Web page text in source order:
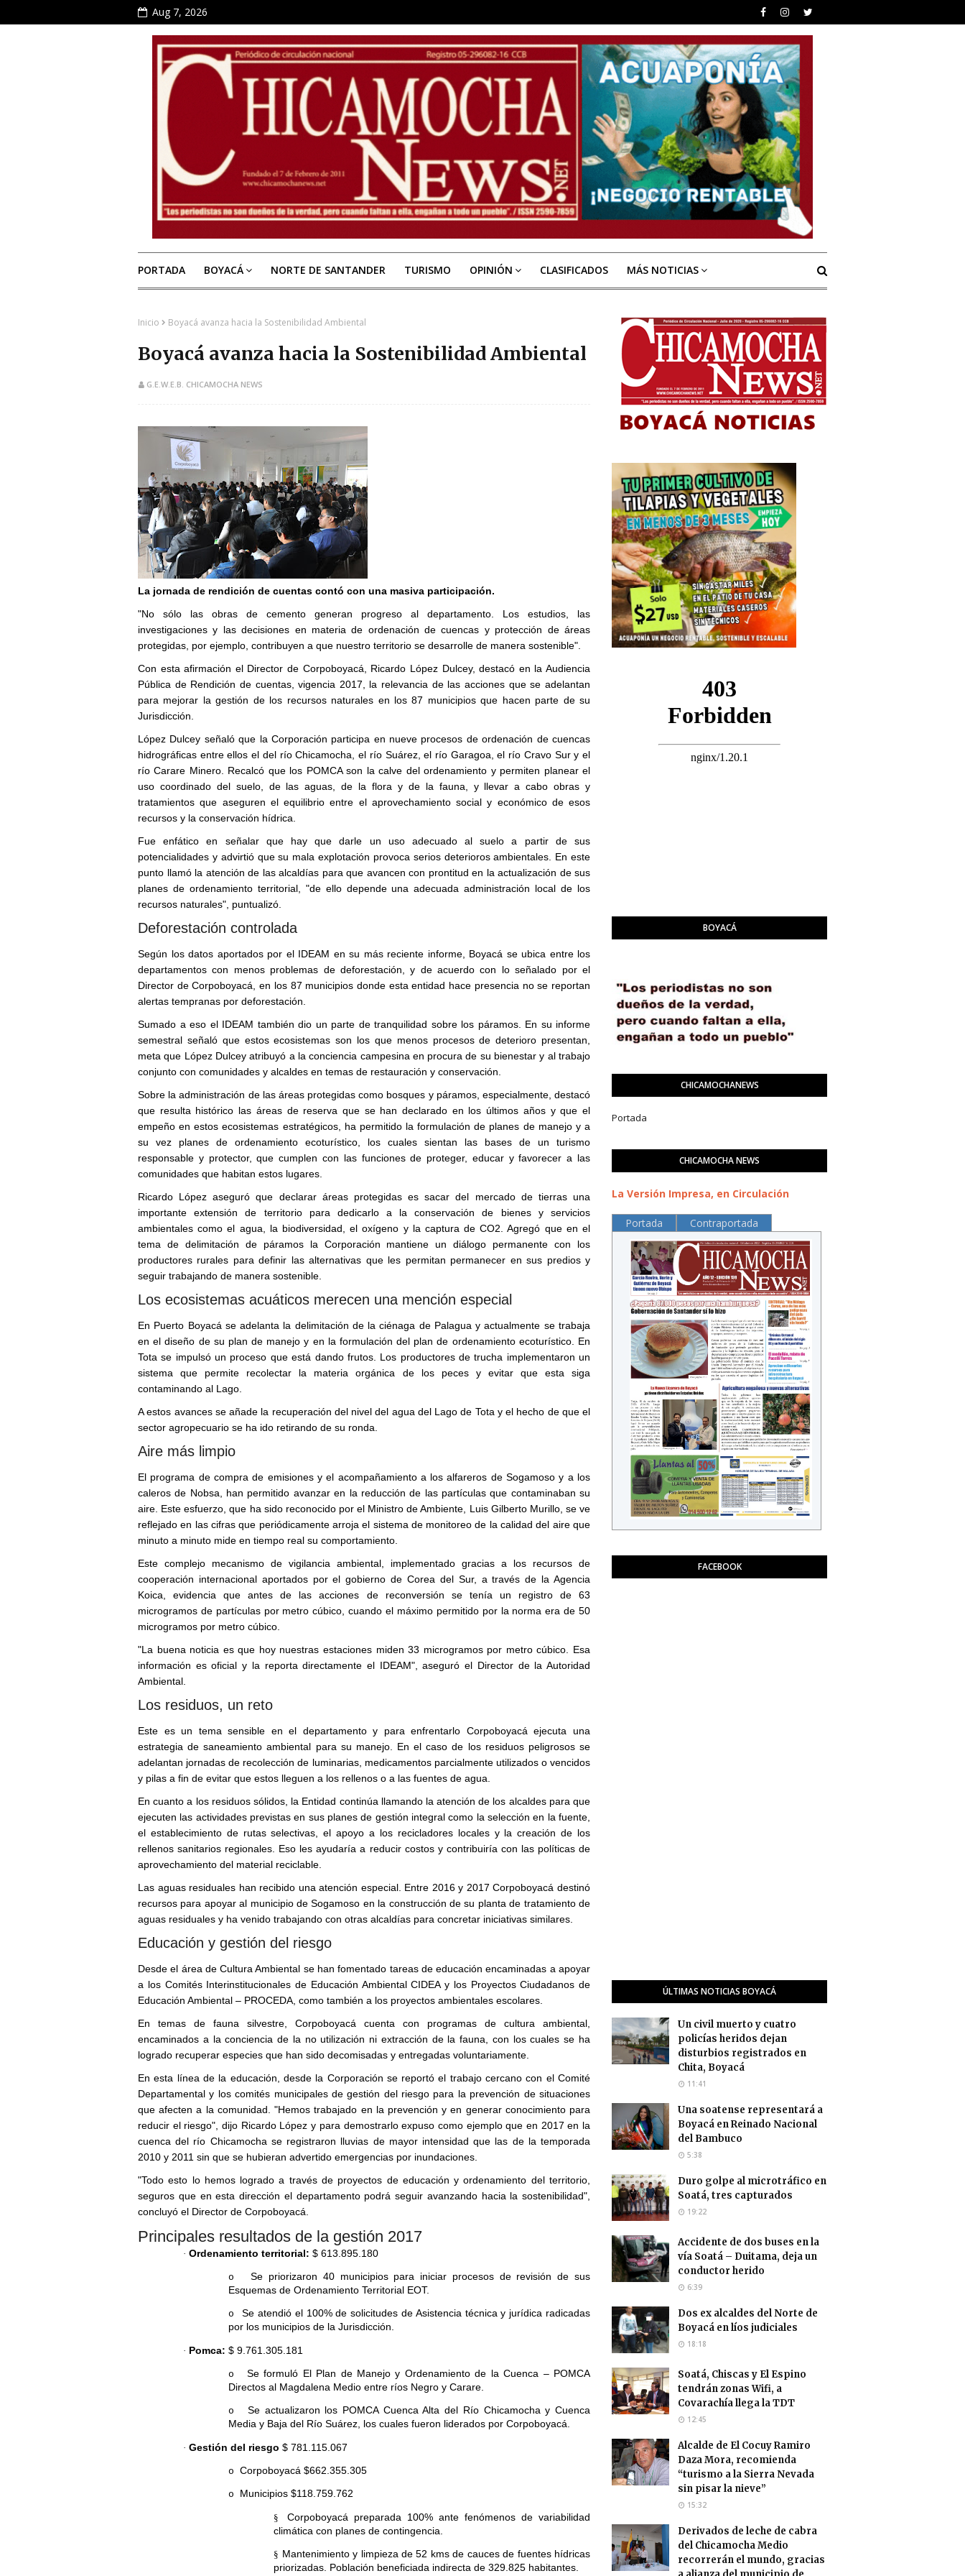
Aug 7, 2026
PORTADA BOYACÁ NORTE DE SANTANDER TURISMO OPINIÓN CLASIFICADOS MÁS NOTICIAS
Inicio Boyacá avanza hacia la Sostenibilidad Ambiental
Boyacá avanza hacia la Sostenibilidad Ambiental
G.E.W.E.B. CHICAMOCHA NEWS
​La jornada de rendición de cuentas contó con una masiva participación.
"No sólo las obras de cemento generan progreso al departamento. Los estudios, las
investigaciones y las decisiones en materia de ordenación de cuencas y protección de áreas
protegidas, por ejemplo, contribuyen a que nuestro territorio se desarrolle de manera sostenible".
Con esta afirmación el Director de Corpoboyacá, Ricardo López Dulcey, destacó en la Audiencia
Pública de Rendición de cuentas, vigencia 2017, la relevancia de las acciones que se adelantan
para mejorar la gestión de los recursos naturales en los 87 municipios que hacen parte de su
Jurisdicción.
López Dulcey señaló que la Corporación participa en nueve procesos de ordenación de cuencas
hidrográficas entre ellos el del río Chicamocha, el río Suárez, el río Garagoa, el río Cravo Sur y el
río Carare Minero. Recalcó que los POMCA son la calve del ordenamiento y permiten planear el
uso coordinado del suelo, de las aguas, de la flora y de la fauna, y llevar a cabo obras y
tratamientos que aseguren el equilibrio entre el aprovechamiento social y económico de esos
recursos y la conservación hídrica.
Fue enfático en señalar que hay que darle un uso adecuado al suelo a partir de sus
potencialidades y advirtió que su mala explotación provoca serios deterioros ambientales. En este
punto llamó la atención de las alcaldías para que avancen con prontitud en la actualización de sus
planes de ordenamiento territorial, "de ello depende una adecuada administración local de los
recursos naturales", puntualizó.
Deforestación controlada
Según los datos aportados por el IDEAM en su más reciente informe, Boyacá se ubica entre los
departamentos con menos problemas de deforestación, y de acuerdo con lo señalado por el
Director de Corpoboyacá, en los 87 municipios donde esta entidad hace presencia no se reportan
alertas tempranas por deforestación.
Sumado a eso el IDEAM también dio un parte de tranquilidad sobre los páramos. En su informe
semestral señaló que estos ecosistemas son los que menos procesos de deterioro presentan,
meta que López Dulcey atribuyó a la conciencia campesina en procura de su bienestar y al trabajo
conjunto con comunidades y alcaldes en temas de restauración y conservación.
Sobre la administración de las áreas protegidas como bosques y páramos, especialmente, destacó
que resulta histórico las áreas de reserva que se han declarado en los últimos años y que el
empeño en estos ecosistemas estratégicos, ha permitido la formulación de planes de manejo y a
su vez planes de ordenamiento ecoturístico, los cuales sientan las bases de un turismo
responsable y protector, que cumplen con las funciones de proteger, educar y favorecer a las
comunidades que habitan estos lugares.
Ricardo López aseguró que declarar áreas protegidas es sacar del mercado de tierras una
importante extensión de territorio para dedicarlo a la conservación de bienes y servicios
ambientales como el agua, la biodiversidad, el oxígeno y la captura de CO2. Agregó que en el
tema de delimitación de páramos la Corporación mantiene un diálogo permanente con los
productores rurales para definir las alternativas que les permitan permanecer en sus predios y
seguir trabajando de manera sostenible.
Los ecosistemas acuáticos merecen una mención especial
En Puerto Boyacá se adelanta la delimitación de la ciénaga de Palagua y actualmente se trabaja
en el diseño de su plan de manejo y en la formulación del plan de ordenamiento ecoturístico. En
Tota se impulsó un proceso que está dando frutos. Los productores de trucha implementaron un
sistema que permite recolectar la materia orgánica de los peces y evitar que esta siga
contaminando al Lago.
A estos avances se añade la recuperación del nivel del agua del Lago de Tota y el hecho de que el
sector agropecuario se ha ido retirando de su ronda.
Aire más limpio
El programa de compra de emisiones y el acompañamiento a los alfareros de Sogamoso y a los
caleros de Nobsa, han permitido avanzar en la reducción de las partículas que contaminaban su
aire. Este esfuerzo, que ha sido reconocido por el Ministro de Ambiente, Luis Gilberto Murillo, se ve
reflejado en las cifras que periódicamente arroja el sistema de monitoreo de la calidad del aire que
minuto a minuto mide en tiempo real su comportamiento.
Este complejo mecanismo de vigilancia ambiental, implementado gracias a los recursos de
cooperación internacional aportados por el gobierno de Corea del Sur, a través de la Agencia
Koica, evidencia que antes de las acciones de reconversión se tenía un registro de 63
microgramos de partículas por metro cúbico, cuando el máximo permitido por la norma era de 50
microgramos por metro cúbico.
"La buena noticia es que hoy nuestras estaciones miden 33 microgramos por metro cúbico. Esa
información es oficial y la reporta directamente el IDEAM", aseguró el Director de la Autoridad
Ambiental.
Los residuos, un reto
Este es un tema sensible en el departamento y para enfrentarlo Corpoboyacá ejecuta una
estrategia de saneamiento ambiental para su manejo. En el caso de los residuos peligrosos se
adelantan jornadas de recolección de luminarias, medicamentos parcialmente utilizados o vencidos
y pilas a fin de evitar que estos lleguen a los rellenos o a las fuentes de agua.
En cuanto a los residuos sólidos, la Entidad continúa llamando la atención de los alcaldes para que
ejecuten las actividades previstas en sus planes de gestión integral como la selección en la fuente,
el establecimiento de rutas selectivas, el apoyo a los recicladores locales y la creación de los
rellenos sanitarios regionales. Eso les ayudaría a reducir costos y contribuiría con las políticas de
aprovechamiento del material reciclable.
Las aguas residuales han recibido una atención especial. Entre 2016 y 2017 Corpoboyacá destinó
recursos para apoyar al municipio de Sogamoso en la construcción de su planta de tratamiento de
aguas residuales y ha venido trabajando con otras alcaldías para concretar iniciativas similares.
Educación y gestión del riesgo
Desde el área de Cultura Ambiental se han fomentado tareas de educación encaminadas a apoyar
a los Comités Interinstitucionales de Educación Ambiental CIDEA y los Proyectos Ciudadanos de
Educación Ambiental – PROCEDA, como también a los proyectos ambientales escolares.
En temas de fauna silvestre, Corpoboyacá cuenta con programas de cultura ambiental,
encaminados a la conciencia de la no utilización ni extracción de la fauna, con los cuales se ha
logrado recuperar especies que han sido decomisadas y entregadas voluntariamente.
En esta línea de la educación, desde la Corporación se reportó el trabajo cercano con el Comité
Departamental y los comités municipales de gestión del riesgo para la prevención de situaciones
que afecten a la comunidad. "Hemos trabajado en la prevención y en generar conocimiento para
reducir el riesgo", dijo Ricardo López y para demostrarlo expuso como ejemplo que en 2017 en la
cuenca del río Chicamocha se registraron lluvias de mayor intensidad que las de la temporada
2010 y 2011 sin que se hubieran advertido emergencias por inundaciones.
"Todo esto lo hemos logrado a través de proyectos de educación y ordenamiento del territorio,
seguros que en esta dirección el departamento podrá seguir avanzando hacia la sostenibilidad",
concluyó el Director de Corpoboyacá.
Principales resultados de la gestión 2017
· Ordenamiento territorial: $ 613.895.180
o
Se priorizaron 40 municipios para iniciar procesos de revisión de sus
Esquemas de Ordenamiento Territorial EOT.
o
Se atendió el 100% de solicitudes de Asistencia técnica y jurídica radicadas
por los municipios de la Jurisdicción.
· Pomca: $ 9.761.305.181
o
Se formuló El Plan de Manejo y Ordenamiento de la Cuenca – POMCA
Directos al Magdalena Medio entre ríos Negro y Carare.
o
Se actualizaron los POMCA Cuenca Alta del Río Chicamocha y Cuenca
Media y Baja del Río Suárez, los cuales fueron liderados por Corpoboyacá.
· Gestión del riesgo $ 781.115.067
o Corpoboyacá $662.355.305
o Municipios $118.759.762
§
Corpoboyacá preparada 100% ante fenómenos de variabilidad
climática con planes de contingencia.
§ Mantenimiento y limpieza de 52 kms de cauces de fuentes hídricas
priorizadas. Población beneficiada indirecta de 329.825 habitantes.
BOYACÁ
CHICAMOCHANEWS
Portada
CHICAMOCHA NEWS
La Versión Impresa, en Circulación
Portada Contraportada
FACEBOOK
ÚLTIMAS NOTICIAS BOYACÁ
Un civil muerto y cuatro
policías heridos dejan
disturbios registrados en
Chita, Boyacá
11:41
Una soatense representará a
Boyacá en Reinado Nacional
del Bambuco
5:38
Duro golpe al microtráfico en
Soatá, tres capturados
19:22
Accidente de dos buses en la
vía Soatá – Duitama, deja un
conductor herido
6:39
Dos ex alcaldes del Norte de
Boyacá en líos judiciales
18:18
Soatá, Chiscas y El Espino
tendrán zonas Wifi, a
Covarachía llega la TDT
12:45
Alcalde de El Cocuy Ramiro
Daza Mora, recomienda
“turismo a la Sierra Nevada
sin pisar la nieve”
15:32
Derivados de leche de cabra
del Chicamocha Medio
recorrerán el mundo, gracias